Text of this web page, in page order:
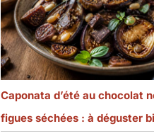
Caponata d’été au chocolat
figues séchées : à déguster